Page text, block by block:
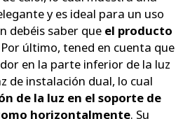
y es ideal para un uso
debéis saber que el producto
último, tened en cuenta que
en la parte inferior de la luz
de instalación dual, lo cual
de la luz en el soporte de
horizontalmente. Su